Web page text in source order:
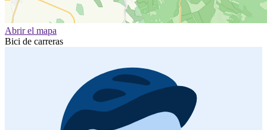
Abrir el mapa
Bici de carreras